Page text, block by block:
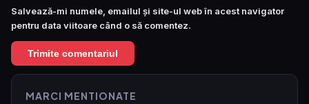
Salvează-mi numele, emailul și site-ul web în acest navigator
pentru data viitoare când o să comentez.
MARCI MENTIONATE